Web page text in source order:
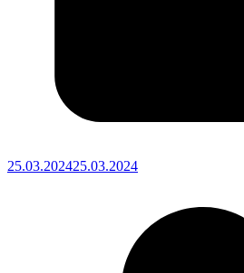
25.03.202425.03.2024